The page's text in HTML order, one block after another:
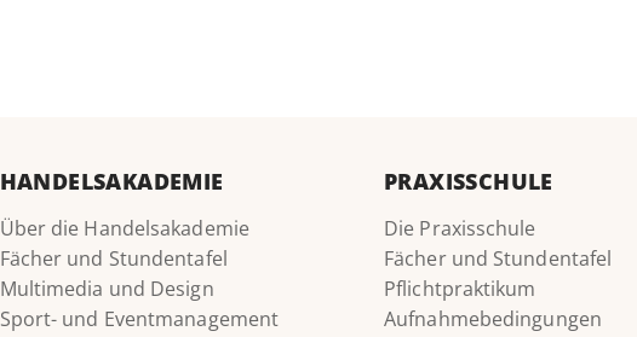
HANDELSAKADEMIE
Über die Handelsakademie
Fächer und Stundentafel
Multimedia und Design
Sport- und Eventmanagement
PRAXISSCHULE
Die Praxisschule
Fächer und Stundentafel
Pflichtpraktikum
Aufnahmebedingungen